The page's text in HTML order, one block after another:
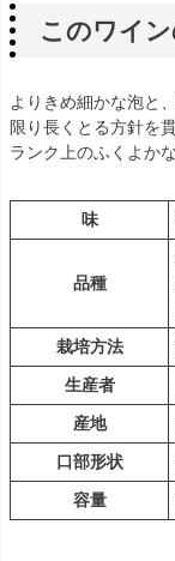
このワイ
よりきめ細かな泡と
限り長くとる方針を
ランク上のふくよか
味
品種
栽培方法
生産者
産地
口部形状
容量